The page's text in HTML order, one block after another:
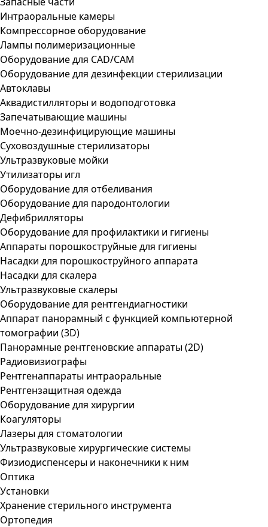
Интраоральные камеры
Компрессорное оборудование
Лампы полимеризационные
Оборудование для CAD/CAM
Оборудование для дезинфекции стерилизации
Автоклавы
Аквадистилляторы и водоподготовка
Запечатывающие машины
Моечно-дезинфицирующие машины
Суховоздушные стерилизаторы
Ультразвуковые мойки
Утилизаторы игл
Оборудование для отбеливания
Оборудование для пародонтологии
Дефибрилляторы
Оборудование для профилактики и гигиены
Аппараты порошкоструйные для гигиены
Насадки для порошкоструйного аппарата
Насадки для скалера
Ультразвуковые скалеры
Оборудование для рентгендиагностики
Аппарат панорамный с функцией компьютерной
томографии (3D)
Панорамные рентгеновские аппараты (2D)
Радиовизиографы
Рентгенаппараты интраоральные
Рентгензащитная одежда
Оборудование для хирургии
Коагуляторы
Лазеры для стоматологии
Ультразвуковые хирургические системы
Физиодиспенсеры и наконечники к ним
Оптика
Установки
Хранение стерильного инструмента
Ортопедия